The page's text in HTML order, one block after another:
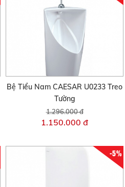
Bệ Tiểu Nam CAESAR U0233 Treo
Tường
1.296.000 đ
1.150.000 đ
-5%